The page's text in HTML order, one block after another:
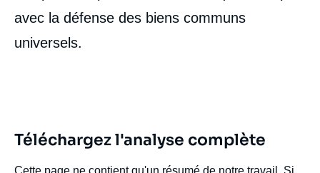
avec la défense des biens communs
universels.
Téléchargez l'analyse complète